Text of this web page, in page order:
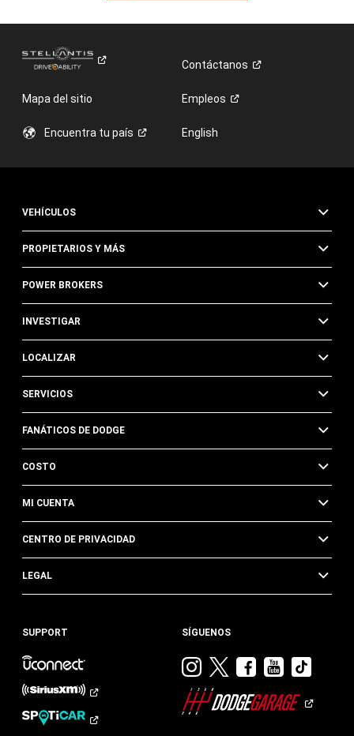
Contáctanos
Mapa del sitio Empleos
Encuentra tu país English
VEHÍCULOS
PROPIETARIOS Y MÁS
POWER BROKERS
INVESTIGAR
LOCALIZAR
SERVICIOS
FANÁTICOS DE DODGE
COSTO
MI CUENTA
CENTRO DE PRIVACIDAD
LEGAL
SUPPORT SÍGUENOS
Visitar
Dodge
en
Visitar
en
Visitar
en
Visitar
en en